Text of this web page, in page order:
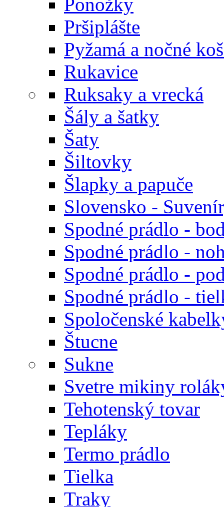
Ponožky
Pršiplášte
Pyžamá a nočné
Rukavice
Ruksaky a vrecká
Šály a šatky
Šaty
Šiltovky
Šlapky a papuče
Slovensko -
Spodné prádlo -
Spodné prádlo -
Spodné prádlo -
Spodné prádlo -
Spoločenské
Štucne
Sukne
Svetre mikiny
Tehotenský tovar
Tepláky
Termo prádlo
Tielka
Traky